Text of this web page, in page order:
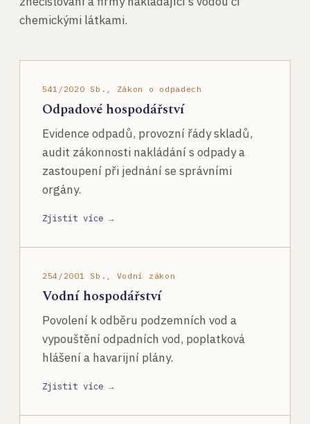
chemickými látkami.
541/2020 Sb., Zákon o odpadech
Odpadové hospodářství
Evidence odpadů, provozní řády skladů,
audit zákonnosti nakládání s odpady a
zastoupení při jednání se správními
orgány.
Zjistit více →
254/2001 Sb., Vodní zákon
Vodní hospodářství
Povolení k odběru podzemních vod a
vypouštění odpadních vod, poplatková
hlášení a havarijní plány.
Zjistit více →